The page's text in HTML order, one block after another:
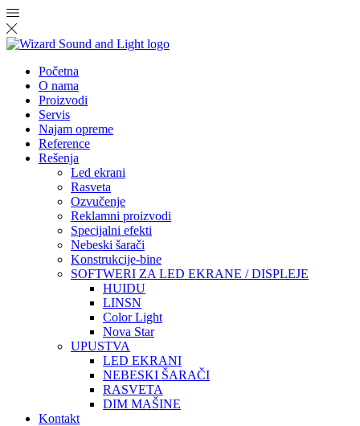
Početna
O nama
Proizvodi
Servis
Najam opreme
Reference
Rešenja
Led ekrani
Rasveta
Ozvučenje
Reklamni proizvodi
Specijalni efekti
Nebeski šarači
Konstrukcije-bine
SOFTWERI ZA LED EKRANE / DISPLEJE
HUIDU
LINSN
Color Light
Nova Star
UPUSTVA
LED EKRANI
NEBESKI ŠARAČI
RASVETA
DIM MAŠINE
Kontakt